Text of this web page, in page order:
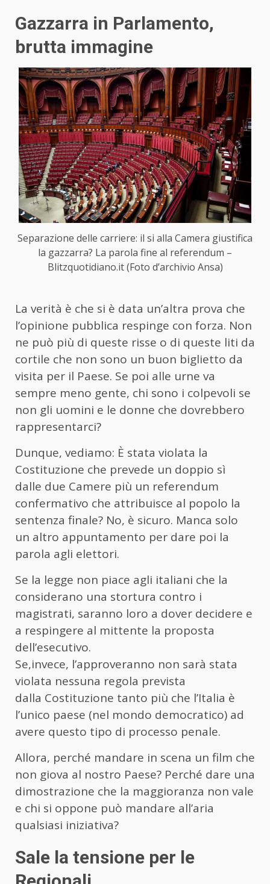
Gazzarra in Parlamento,
brutta immagine
Separazione delle carriere: il si alla Camera giustifica
la gazzarra? La parola fine al referendum –
Blitzquotidiano.it (Foto d’archivio Ansa)
La verità è che si è data un’altra prova che
l’opinione pubblica respinge con forza. Non
ne può più di queste risse o di queste liti da
cortile che non sono un buon biglietto da
visita per il Paese. Se poi alle urne va
sempre meno gente, chi sono i colpevoli se
non gli uomini e le donne che dovrebbero
rappresentarci?
Dunque, vediamo: È stata violata la
Costituzione che prevede un doppio sì
dalle due Camere più un referendum
confermativo che attribuisce al popolo la
sentenza finale? No, è sicuro. Manca solo
un altro appuntamento per dare poi la
parola agli elettori.
Se la legge non piace agli italiani che la
considerano una stortura contro i
magistrati, saranno loro a dover decidere e
a respingere al mittente la proposta
dell’esecutivo.
Se,invece, l’approveranno non sarà stata
violata nessuna regola prevista
dalla Costituzione tanto più che l’Italia è
l’unico paese (nel mondo democratico) ad
avere questo tipo di processo penale.
Allora, perché mandare in scena un film che
non giova al nostro Paese? Perché dare una
dimostrazione che la maggioranza non vale
e chi si oppone può mandare all’aria
qualsiasi iniziativa?
Sale la tensione per le